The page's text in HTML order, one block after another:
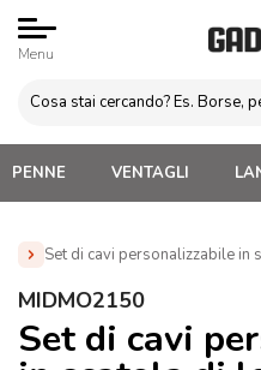
Menu
PENNE VENTAGLI
Set di cavi personalizzabile in
Home » Gadget Tecnologici
scatola di legno (MIDMO2150)
MIDMO2150
Set di cavi